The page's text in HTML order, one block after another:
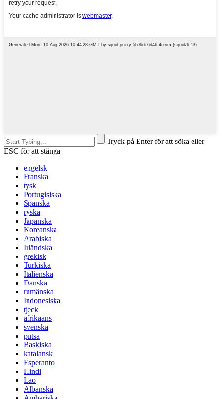
Tryck på Enter för att söka eller
ESC för att stänga
engelsk
Franska
tysk
Portugisiska
Spanska
ryska
Japanska
Koreanska
Arabiska
Irländska
grekisk
Turkiska
Italienska
Danska
rumänska
Indonesiska
tjeck
afrikaans
svenska
putsa
Baskiska
katalansk
Esperanto
Hindi
Lao
Albanska